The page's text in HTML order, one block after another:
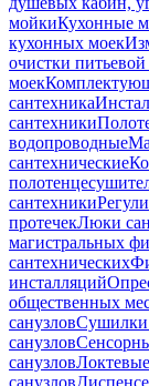
мойкиКухонные
кухонных моек
очистки
моек
сантехника
сантехники
водопроводные
сантехнические
сантехники
протечекЛюки
магистральных
сантехнических
инсталляций
общественных
санузловСушилки
санузлов
санузлов
санузлов